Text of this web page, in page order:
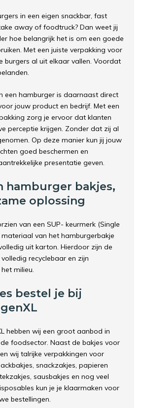
in een eigen snackbar, fast
away of foodtruck? Dan weet jij
hoe belangrijk het is om een goede
Met een juiste verpakking voor
burgers al uit elkaar vallen. Voordat
een hamburger is daarnaast direct
jouw product en bedrijf. Met een
zorg je ervoor dat klanten
perceptie krijgen. Zonder dat zij al
Op deze manier kun jij jouw
goed beschermen en
presentatie geven.
hamburger bakjes,
oplossing
van een SUP- keurmerk (Single
materiaal van het hamburgerbakje
uit karton. Hierdoor zijn de
recyclebaar en zijn
milieu.
bestel je bij
hebben wij een groot aanbod in
foodsector. Naast de bakjes voor
wij talrijke verpakkingen voor
snackzakjes, papieren
sausbakjes en nog veel
kun je je klaarmaken voor
bestellingen.